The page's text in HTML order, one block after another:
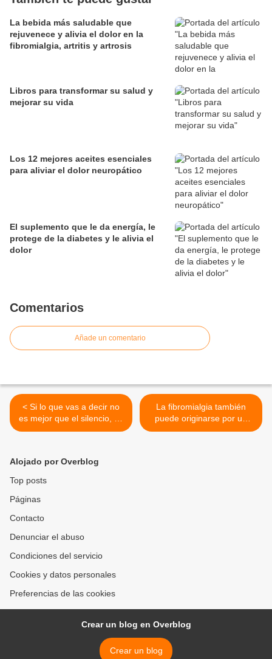
La bebida más saludable que
rejuvenece y alivia el dolor en la
fibromialgia, artritis y artrosis
Libros para transformar su salud y
mejorar su vida
Los 12 mejores aceites esenciales
para aliviar el dolor neuropático
El suplemento que le da energía, le
protege de la diabetes y le alivia el
dolor
Comentarios
Añade un comentario
< Si lo que vas a decir no
es mejor que el silencio, es
mejor que te calles
La fibromialgia también
puede originarse por un
traumatismo >
Alojado por Overblog
Top posts
Páginas
Contacto
Denunciar el abuso
Condiciones del servicio
Cookies y datos personales
Preferencias de las cookies
Crear un blog en Overblog
Crear un blog